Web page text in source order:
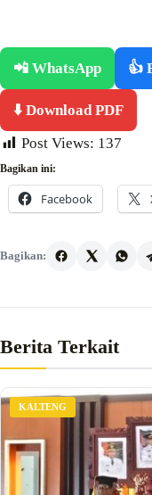
📲 WhatsApp 👍
⬇️ Download PDF
Post Views: 137
Bagikan ini:
Facebook
Bagikan:
Berita Terkait
KALTENG